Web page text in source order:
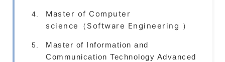
Master of Computer
science（ Software Engineering ）
Master of Information and
Communication Technology Advanced